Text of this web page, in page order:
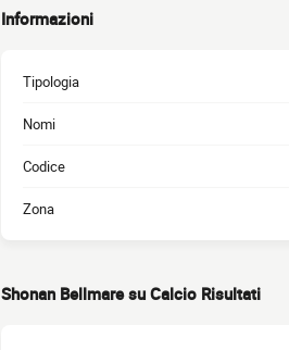
Informazioni
Tipologia
Nomi
Codice
Zona
Shonan Bellmare su Calcio Risultati